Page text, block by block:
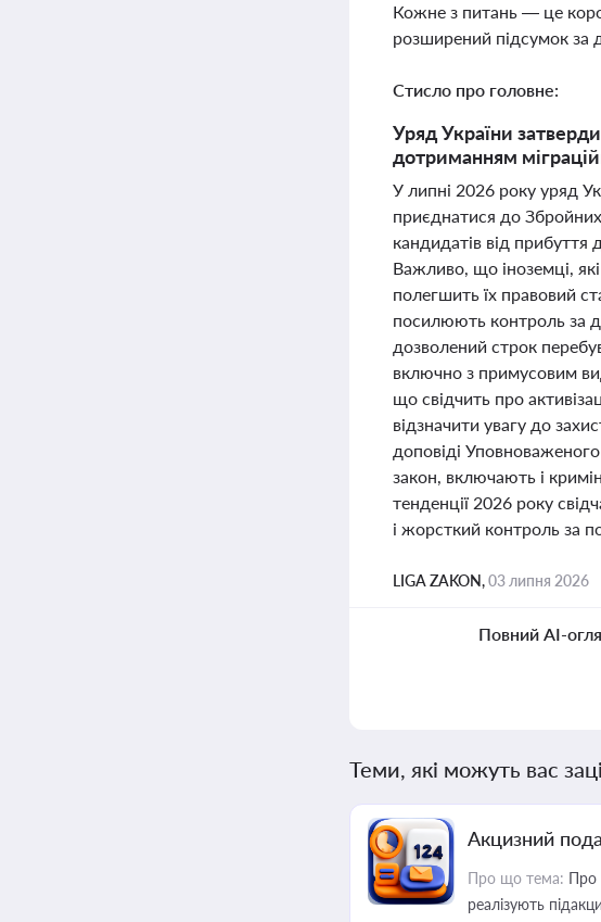
Кожне з питань — це
розширений підсумок за
Стисло про головне:
Уряд України
дотриманням
У липні 2026 року уряд
приєднатися до
кандидатів від прибуття
Важливо, що іноземці,
полегшить їх правовий
посилюють контроль за
дозволений строк
включно з примусовим
що свідчить про
відзначити увагу до
доповіді
закон, включають і
тенденції 2026 року
і жорсткий контроль за
LIGA ZAKON,03 липня 2026
Повний AI-
Теми, які можуть вас
Акцизний
Про що тема: Про
реалізують